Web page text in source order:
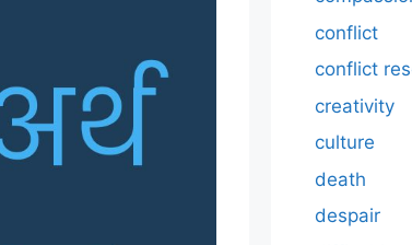
conflict
conflict
creativity
culture
death
despair